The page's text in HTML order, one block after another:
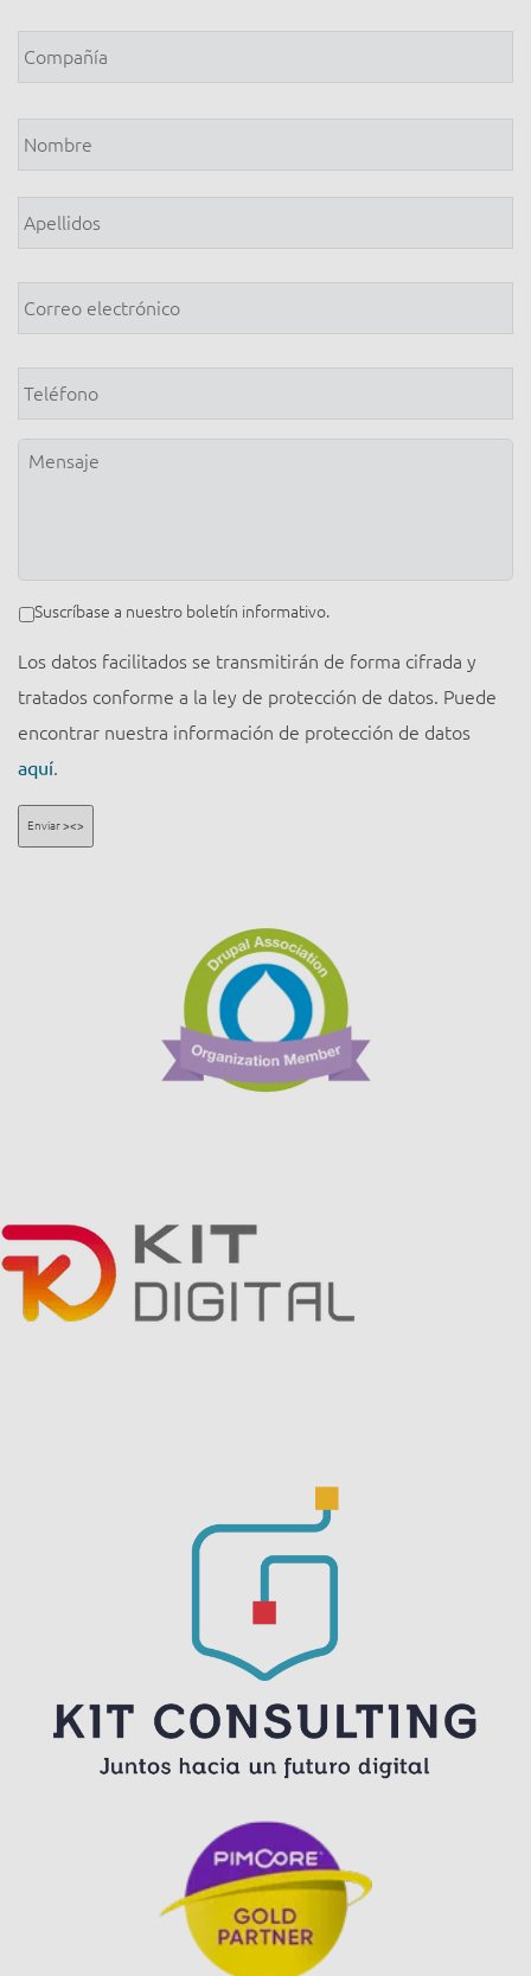
Compañía *
Nombre *
Correo
electrónico *
Teléfono
Mensaje
Boletín
Suscríbase a nuestro boletín informativo.
Los datos facilitados se transmitirán de forma cifrada y
tratados conforme a la ley de protección de datos. Puede
encontrar nuestra información de protección de datos
aquí.
Enviar ><>